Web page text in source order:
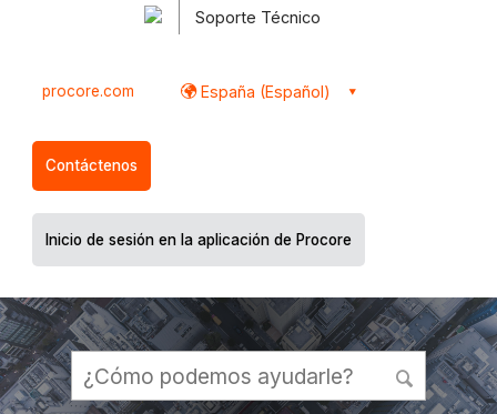
Soporte Técnico
procore.com España (Español)
Contáctenos
Inicio de sesión en la aplicación de Procore